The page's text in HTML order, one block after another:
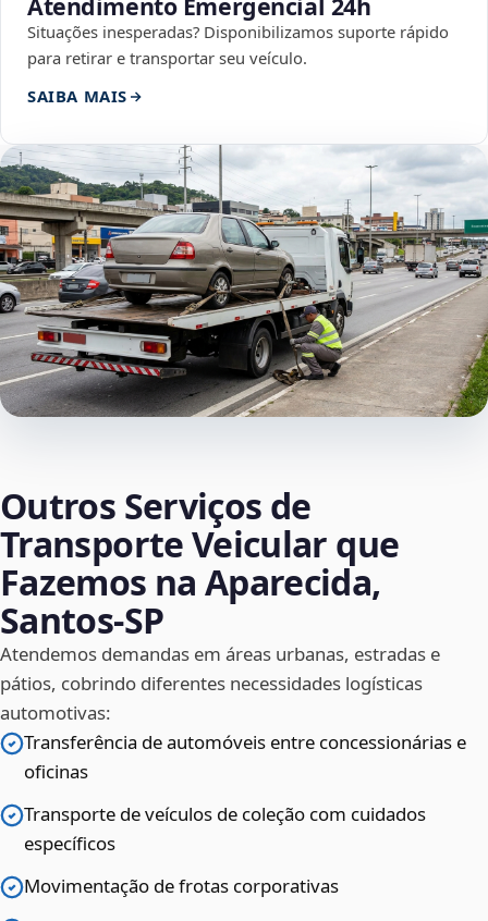
Situações inesperadas? Disponibilizamos suporte rápido
para retirar e transportar seu veículo.
SAIBA MAIS
Outros Serviços de
Transporte Veicular que
Fazemos na Aparecida,
Santos‑SP
Atendemos demandas em áreas urbanas, estradas e
pátios, cobrindo diferentes necessidades logísticas
automotivas:
Transferência de automóveis entre concessionárias e
oficinas
Transporte de veículos de coleção com cuidados
específicos
Movimentação de frotas corporativas